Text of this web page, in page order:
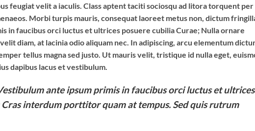
feugiat velit a iaculis. Class aptent taciti sociosqu ad litora torquent per
Morbi turpis mauris, consequat laoreet metus non, dictum
in faucibus orci luctus et ultrices posuere cubilia Curae; Nulla ornare
diam, at lacinia odio aliquam nec. In adipiscing, arcu elementum
tellus magna sed justo. Ut mauris velit, tristique id nulla eget,
dapibus lacus et vestibulum.
ante ipsum primis in faucibus orci luctus et ultrices
interdum porttitor quam at tempus. Sed quis rutrum